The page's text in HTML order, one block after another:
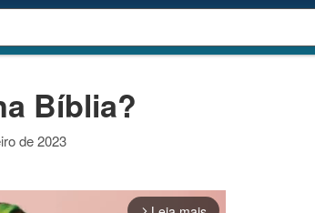
Bíblia?
de 2023
arrow_forward_ios